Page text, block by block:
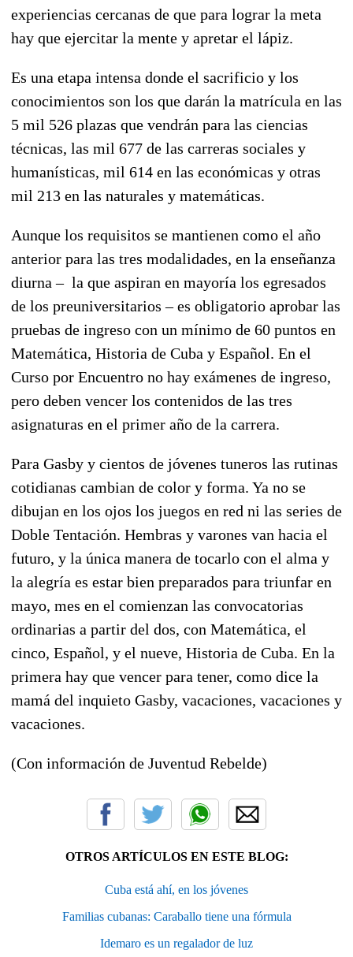
experiencias cercanas de que para lograr la meta
hay que ejercitar la mente y apretar el lápiz.
Es una etapa intensa donde el sacrificio y los
conocimientos son los que darán la matrícula en las
5 mil 526 plazas que vendrán para las ciencias
técnicas, las mil 677 de las carreras sociales y
humanísticas, mil 614 en las económicas y otras
mil 213 en las naturales y matemáticas.
Aunque los requisitos se mantienen como el año
anterior para las tres modalidades, en la enseñanza
diurna – la que aspiran en mayoría los egresados
de los preuniversitarios – es obligatorio aprobar las
pruebas de ingreso con un mínimo de 60 puntos en
Matemática, Historia de Cuba y Español. En el
Curso por Encuentro no hay exámenes de ingreso,
pero deben vencer los contenidos de las tres
asignaturas en el primer año de la carrera.
Para Gasby y cientos de jóvenes tuneros las rutinas
cotidianas cambian de color y forma. Ya no se
dibujan en los ojos los juegos en red ni las series de
Doble Tentación. Hembras y varones van hacia el
futuro, y la única manera de tocarlo con el alma y
la alegría es estar bien preparados para triunfar en
mayo, mes en el comienzan las convocatorias
ordinarias a partir del dos, con Matemática, el
cinco, Español, y el nueve, Historia de Cuba. En la
primera hay que vencer para tener, como dice la
mamá del inquieto Gasby, vacaciones, vacaciones y
vacaciones.
(Con información de Juventud Rebelde)
OTROS ARTÍCULOS EN ESTE BLOG:
Cuba está ahí, en los jóvenes
Familias cubanas: Caraballo tiene una fórmula
Idemaro es un regalador de luz